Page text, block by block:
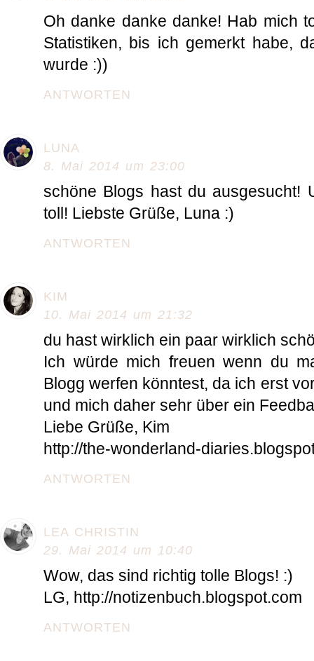
Oh danke danke danke! Hab mich
Statistiken, bis ich gemerkt habe,
wurde :))
ANTWORTEN
LUNA
8. Mai 2014 um 23:00
schöne Blogs hast du ausgesucht!
toll! Liebste Grüße, Luna :)
ANTWORTEN
KIM
10. Mai 2014 um 21:32
du hast wirklich ein paar wirklich
Ich würde mich freuen wenn du
Blogg werfen könntest, da ich erst
und mich daher sehr über ein
Liebe Grüße, Kim
http://the-wonderland-
ANTWORTEN
LEA CHRISTIN
29. Mai 2014 um 10:40
Wow, das sind richtig tolle Blogs! :)
LG, http://notizenbuch.blogspot.com
ANTWORTEN